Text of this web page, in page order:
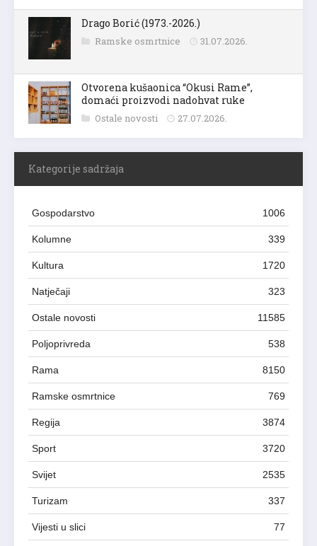
Drago Borić (1973.-2026.)
Ramske osmrtnice 31.07.2026.
Otvorena kušaonica “Okusi Rame”,
domaći proizvodi nadohvat ruke
Ostale novosti 27.07.2026.
Kategorije sadržaja
Gospodarstvo 1006
Kolumne 339
Kultura 1720
Natječaji 323
Ostale novosti 11585
Poljoprivreda 538
Rama 8150
Ramske osmrtnice 769
Regija 3874
Sport 3720
Svijet 2535
Turizam 337
Vijesti u slici 77